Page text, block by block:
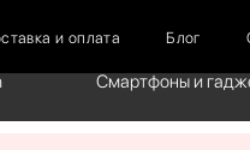
и оплата Блог
Смартфоны и